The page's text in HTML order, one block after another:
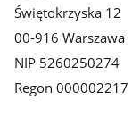
Świętokrzyska 12
00-916 Warszawa
NIP 5260250274
Regon 000002217